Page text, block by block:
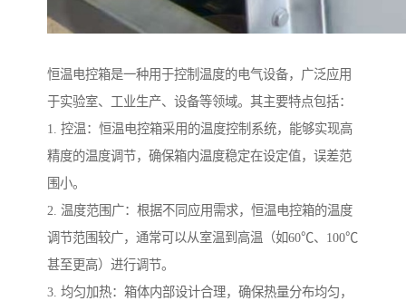
恒温电控箱是一种用于控制温度的电气设备，广泛应用
于实验室、工业生产、设备等领域。其主要特点包括：
1. 控温：恒温电控箱采用的温度控制系统，能够实现高
精度的温度调节，确保箱内温度稳定在设定值，误差范
围小。
2. 温度范围广：根据不同应用需求，恒温电控箱的温度
调节范围较广，通常可以从室温到高温（如60℃、100℃
甚至更高）进行调节。
3. 均匀加热：箱体内部设计合理，确保热量分布均匀，